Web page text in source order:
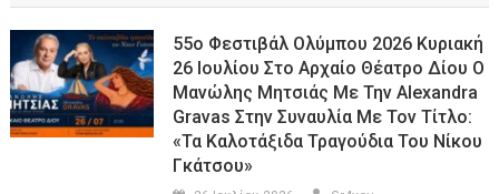
55ο Φεστιβάλ Ολύμπου 2026 Κυριακή
26 Ιουλίου Στο Αρχαίο Θέατρο Δίου Ο
Μανώλης Μητσιάς Με Την Alexandra
Gravas Στην Συναυλία Με Τον Τίτλο:
«τα Καλοτάξιδα Τραγούδια Του Νίκου
Γκάτσου»